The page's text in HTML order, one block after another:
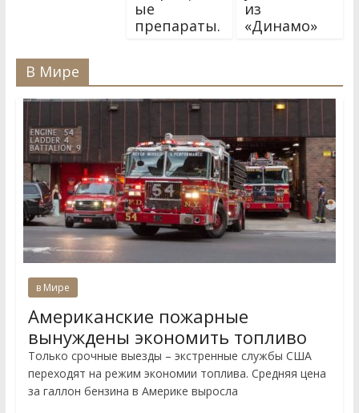
ые
препараты.
из
«Динамо»
В Мире
в Мире
Американские пожарные
вынуждены экономить топливо
Только срочные выезды – экстренные службы США
переходят на режим экономии топлива. Средняя цена
за галлон бензина в Америке выросла